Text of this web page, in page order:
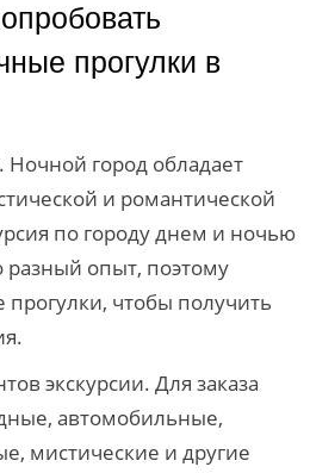
прогулки в
Ночной город обладает
и романтической
по городу днем и ночью
опыт, поэтому
чтобы получить
экскурсии. Для заказа
автомобильные,
мистические и другие